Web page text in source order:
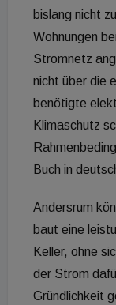
bislang nicht
Wohnungen
Stromnetz
nicht über die
benötigte
Klimaschutz
Buch in
Andersrum
baut eine
Keller, ohne
der Strom
Gründlichkeit